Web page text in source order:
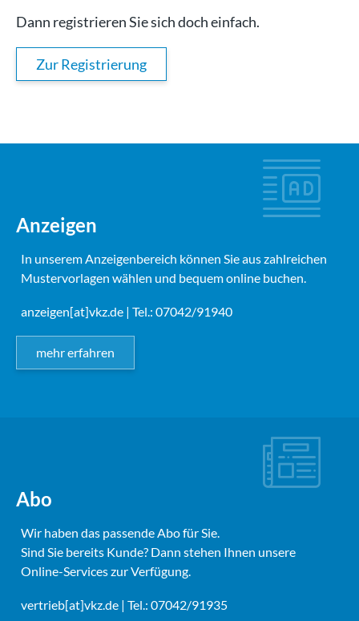
Dann registrieren Sie sich doch einfach.
Zur Registrierung
Anzeigen
In unserem Anzeigenbereich können Sie aus zahlreichen
Mustervorlagen wählen und bequem online buchen.
anzeigen[at]vkz.de | Tel.: 07042/91940
mehr erfahren
Abo
Wir haben das passende Abo für Sie.
Sind Sie bereits Kunde? Dann stehen Ihnen unsere
Online-Services zur Verfügung.
vertrieb[at]vkz.de | Tel.: 07042/91935